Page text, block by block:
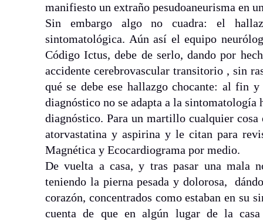
manifiesto un extraño pesudoaneurisma en
Sin embargo algo no cuadra: el
sintomatológica. Aún así el equipo
Código Ictus, debe de serlo, dando por
accidente cerebrovascular transitorio , sin
qué se debe ese hallazgo chocante: al fin
diagnóstico no se adapta a la
diagnóstico. Para un martillo cualquier
atorvastatina y aspirina y le citan para
Magnética y Ecocardiograma por medio.
De vuelta a casa, y tras pasar una mala
teniendo la pierna pesada y dolorosa,
corazón, concentrados como estaban en su
cuenta de que en algún lugar de la